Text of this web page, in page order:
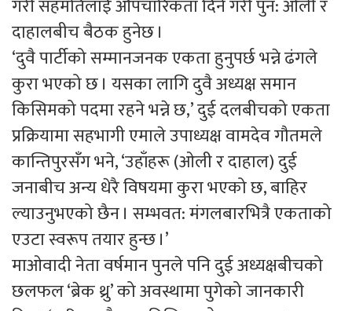
गरी सहमतिलाई औपचारिकता दिने गरी पुन: ओली र
दाहालबीच बैठक हुनेछ ।
‘दुवै पार्टीको सम्मानजनक एकता हुनुपर्छ भन्ने ढंगले
कुरा भएको छ । यसका लागि दुवै अध्यक्ष समान
किसिमको पदमा रहने भन्ने छ,’ दुई दलबीचको एकता
प्रक्रियामा सहभागी एमाले उपाध्यक्ष वामदेव गौतमले
कान्तिपुरसँग भने, ‘उहाँहरू (ओली र दाहाल) दुई
जनाबीच अन्य धेरै विषयमा कुरा भएको छ, बाहिर
ल्याउनुभएको छैन । सम्भवत: मंगलबारभित्रै एकताको
एउटा स्वरूप तयार हुन्छ ।’
माओवादी नेता वर्षमान पुनले पनि दुई अध्यक्षबीचको
छलफल ‘ब्रेक थ्रु’ को अवस्थामा पुगेको जानकारी